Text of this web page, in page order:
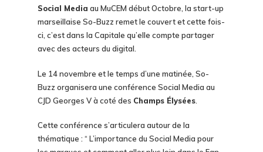
Social Media au MuCEM début Octobre, la start-up
marseillaise So-Buzz remet le couvert et cette fois-
ci, c’est dans la Capitale qu’elle compte partager
avec des acteurs du digital.
Le 14 novembre et le temps d’une matinée, So-
Buzz organisera une conférence Social Media au
CJD Georges V à coté des Champs Élysées
Cette conférence s’articulera autour de la
thématique : “ L’importance du Social Media pour